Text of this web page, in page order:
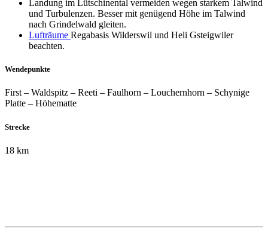
Landung im Lütschinental vermeiden wegen starkem Talwind
und Turbulenzen. Besser mit genügend Höhe im Talwind
nach Grindelwald gleiten.
Lufträume Regabasis Wilderswil und Heli Gsteigwiler
beachten.
Wendepunkte
First – Waldspitz – Reeti – Faulhorn – Louchernhorn – Schynige
Platte – Höhematte
Strecke
18 km